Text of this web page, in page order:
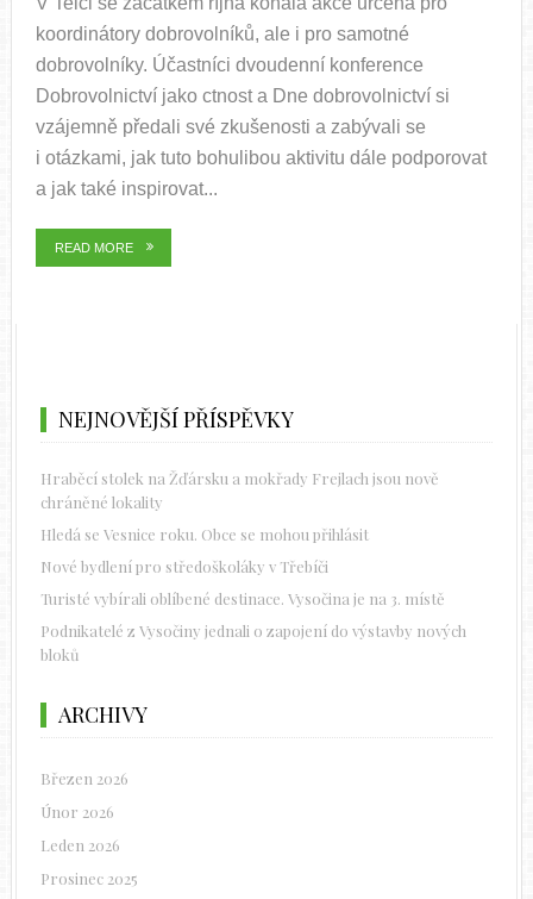
koordinátory dobrovolníků, ale i pro samotné
dobrovolníky. Účastníci dvoudenní konference
Dobrovolnictví jako ctnost a Dne dobrovolnictví si
vzájemně předali své zkušenosti a zabývali se
i otázkami, jak tuto bohulibou aktivitu dále podporovat
a jak také inspirovat...
READ MORE
NEJNOVĚJŠÍ PŘÍSPĚVKY
Hraběcí stolek na Žďársku a mokřady Frejlach jsou nově
chráněné lokality
Hledá se Vesnice roku. Obce se mohou přihlásit
Nové bydlení pro středoškoláky v Třebíči
Turisté vybírali oblíbené destinace. Vysočina je na 3. místě
Podnikatelé z Vysočiny jednali o zapojení do výstavby nových
bloků
ARCHIVY
Březen 2026
Únor 2026
Leden 2026
Prosinec 2025